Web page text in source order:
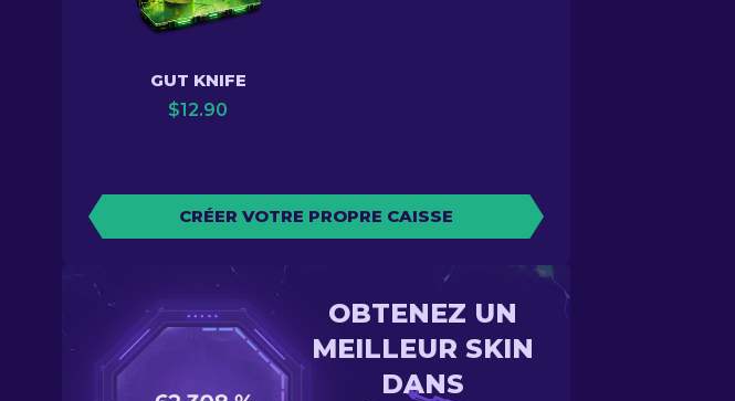
GUT KNIFE
$12.90
CRÉER VOTRE PROPRE CAISSE
OBTENEZ UN
MEILLEUR SKIN
DANS